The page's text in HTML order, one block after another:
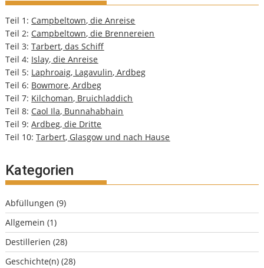
Teil 1: Campbeltown, die Anreise
Teil 2: Campbeltown, die Brennereien
Teil 3:Tarbert, das Schiff
Teil 4: Islay, die Anreise
Teil 5: Laphroaig, Lagavulin, Ardbeg
Teil 6: Bowmore, Ardbeg
Teil 7: Kilchoman, Bruichladdich
Teil 8: Caol Ila, Bunnahabhain
Teil 9:Ardbeg, die Dritte
Teil 10:Tarbert, Glasgow und nach Hause
Kategorien
Abfüllungen (9)
Allgemein (1)
Destillerien (28)
Geschichte(n) (28)